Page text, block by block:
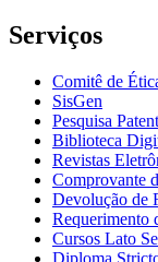
Serviços
Comitê de
SisGen
Pesquisa
Biblioteca
Revistas
Comprovante
Devolução de
Requerimento
Cursos Lato